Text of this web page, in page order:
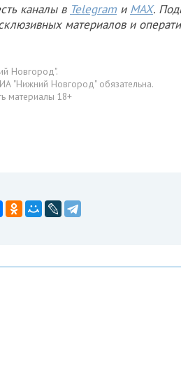
каналы в Telegram и MAX.
материалов и
Новгород".
"Нижний Новгород" обязательна.
материалы 18+